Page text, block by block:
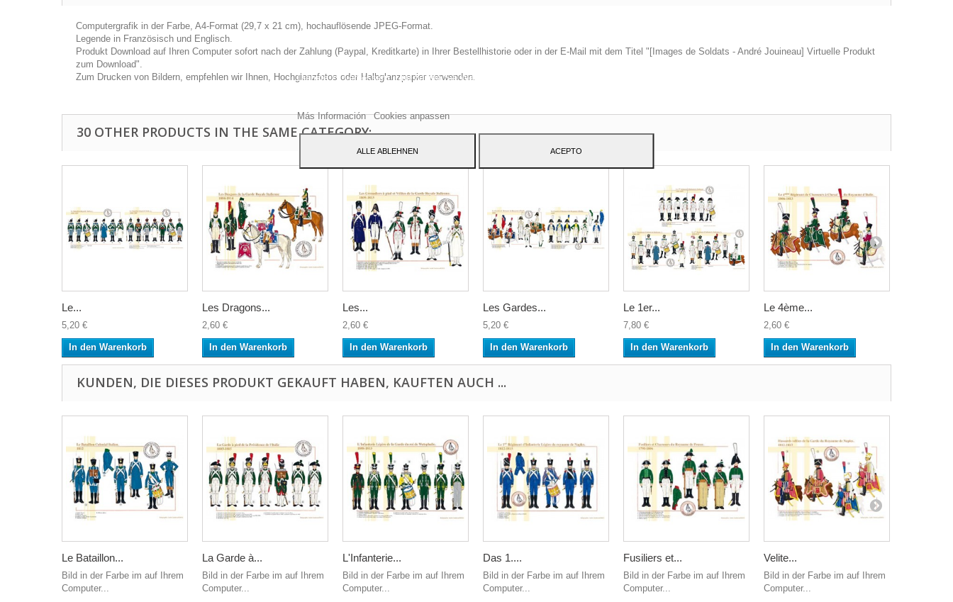
Computergrafik in der Farbe, A4-Format (29,7 x 21 cm), hochauflösende JPEG-Format.
Legende in Französisch und Englisch.
Produkt Download auf Ihren Computer sofort nach der Zahlung (Paypal, Kreditkarte) in Ihrer Bestellhistorie oder in der E-Mail mit dem Titel "[Images de Soldats - André Jouineau] Virtuelle Produkt
zum Download".
Zum Drucken von Bildern, empfehlen wir Ihnen, Hochglanzfotos oder Halbglanzpapier verwenden.
30 OTHER PRODUCTS IN THE SAME CATEGORY:
Le...
5,20 €
In den Warenkorb
Les Dragons...
2,60 €
In den Warenkorb
Les...
2,60 €
In den Warenkorb
Les Gardes...
5,20 €
In den Warenkorb
Le 1er...
7,80 €
In den Warenkorb
Le 4ème...
2,60 €
In den Warenkorb
KUNDEN, DIE DIESES PRODUKT GEKAUFT HABEN, KAUFTEN AUCH ...
Le Bataillon...
Bild in der Farbe im auf Ihrem
Computer...
La Garde à...
Bild in der Farbe im auf Ihrem
Computer...
L'Infanterie...
Bild in der Farbe im auf Ihrem
Computer...
Das 1....
Bild in der Farbe im auf Ihrem
Computer...
Fusiliers et...
Bild in der Farbe im auf Ihrem
Computer...
Velite...
Bild in der Farbe im auf Ihrem
Computer...
Dienste zu verbessern. Und zeigen Sie Werbung in Bezug auf Ihre Vorlieben, indem Sie
Más Información Cookies anpassen
ALLE ABLEHNEN ACEPTO